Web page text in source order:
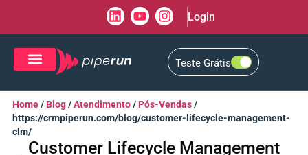
Login
Teste Grátis
Home/ Blog/Atendimento/ Pós-Vendas/
https://crmpiperun.com/blog/customer-lifecycle-management-
clm/
Customer Lifecycle Management